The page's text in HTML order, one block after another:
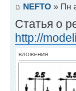
NEFTO » Пн
Статья о
http://
ВЛОЖЕНИЯ